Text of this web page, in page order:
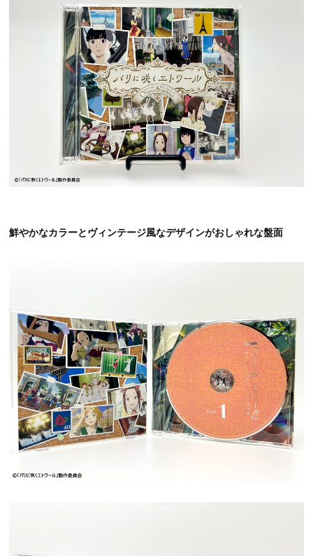
鮮やかなカラーとヴィンテージ風なデザインがおしゃれな盤面